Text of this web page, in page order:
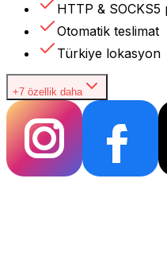
HTTP &
Otomatik teslimat
Türkiye lokasyon
+7 özellik daha